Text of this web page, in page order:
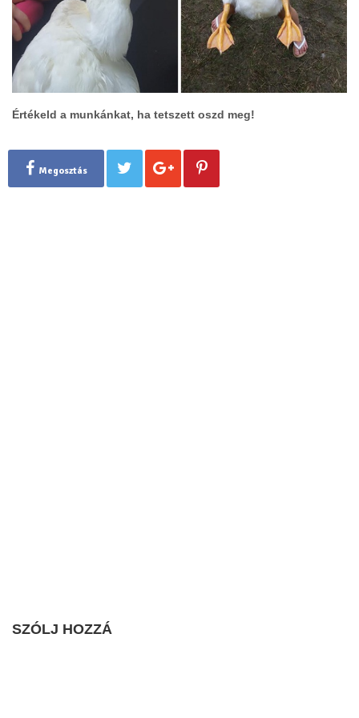
Értékeld a munkánkat, ha tetszett oszd meg!
Megosztás
SZÓLJ HOZZÁ